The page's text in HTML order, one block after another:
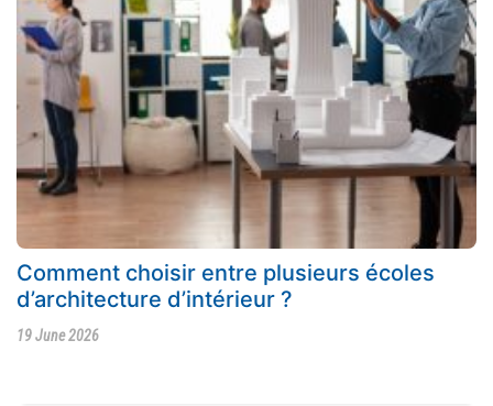
Comment choisir entre plusieurs écoles
d’architecture d’intérieur ?
19 June 2026